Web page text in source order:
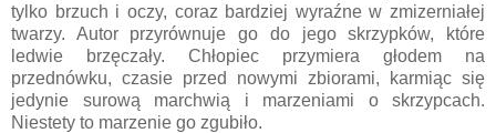
tylko brzuch i oczy, coraz bardziej wyraźne w zmizerniałej
twarzy. Autor przyrównuje go do jego skrzypków, które
ledwie brzęczały. Chłopiec przymiera głodem na
przednówku, czasie przed nowymi zbiorami, karmiąc się
jedynie surową marchwią i marzeniami o skrzypcach.
Niestety to marzenie go zgubiło.